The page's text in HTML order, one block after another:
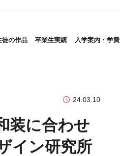
徒の作品 卒業生実績 入学案内・学費
24.03.10
装に合わせ
イン研究所